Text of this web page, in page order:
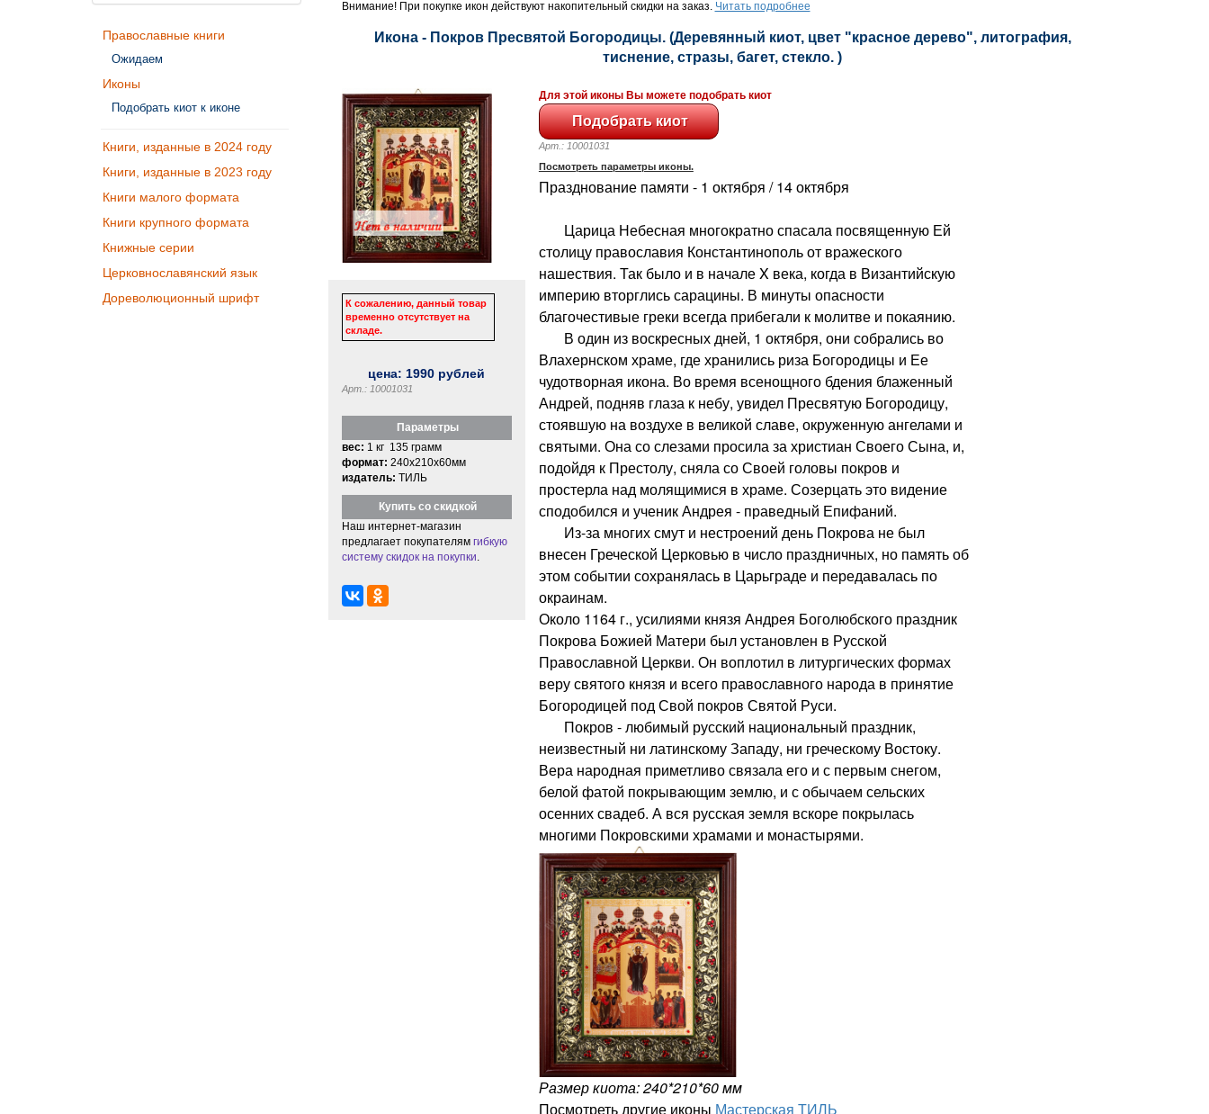
Православные книги
Ожидаем
Иконы
Подобрать киот к иконе
Книги, изданные в 2024 году
Книги, изданные в 2023 году
Книги малого формата
Книги крупного формата
Книжные серии
Церковнославянский язык
Дореволюционный шрифт
Внимание! При покупке икон действуют накопительный скидки на заказ. Читать подробнее
Икона - Покров Пресвятой Богородицы. (Деревянный киот, цвет "красное дерево", литография,
тиснение, стразы, багет, стекло. )
К сожалению, данный товар
временно отсутствует на
складе.
цена: 1990 рублей
Арт.: 10001031
Параметры
вес: 1 кг 135 грамм
формат: 240x210x60мм
издатель: ТИЛЬ
Купить со скидкой
Наш интернет-магазин
предлагает покупателям гибкую
систему скидок на покупки
Для этой иконы Вы можете подобрать киот
Арт.: 10001031
Посмотреть параметры иконы.
Празднование памяти - 1 октября / 14 октября
Царица Небесная многократно спасала посвященную Ей
столицу православия Константинополь от вражеского
нашествия. Так было и в начале X века, когда в Византийскую
империю вторглись сарацины. В минуты опасности
благочестивые греки всегда прибегали к молитве и покаянию.
В один из воскресных дней, 1 октября, они собрались во
Влахернском храме, где хранились риза Богородицы и Ее
чудотворная икона. Во время всенощного бдения блаженный
Андрей, подняв глаза к небу, увидел Пресвятую Богородицу,
стоявшую на воздухе в великой славе, окруженную ангелами и
святыми. Она со слезами просила за христиан Своего Сына, и,
подойдя к Престолу, сняла со Своей головы покров и
простерла над молящимися в храме. Созерцать это видение
сподобился и ученик Андрея - праведный Епифаний.
Из-за многих смут и нестроений день Покрова не был
внесен Греческой Церковью в число праздничных, но память об
этом событии сохранялась в Царьграде и передавалась по
окраинам.
Около 1164 г., усилиями князя Андрея Боголюбского праздник
Покрова Божией Матери был установлен в Русской
Православной Церкви. Он воплотил в литургических формах
веру святого князя и всего православного народа в принятие
Богородицей под Свой покров Святой Руси.
Покров - любимый русский национальный праздник,
неизвестный ни латинскому Западу, ни греческому Востоку.
Вера народная приметливо связала его и с первым снегом,
белой фатой покрывающим землю, и с обычаем сельских
осенних свадеб. А вся русская земля вскоре покрылась
многими Покровскими храмами и монастырями.
Размер киота: 240*210*60 мм
Посмотреть другие иконы Мастерская ТИЛЬ